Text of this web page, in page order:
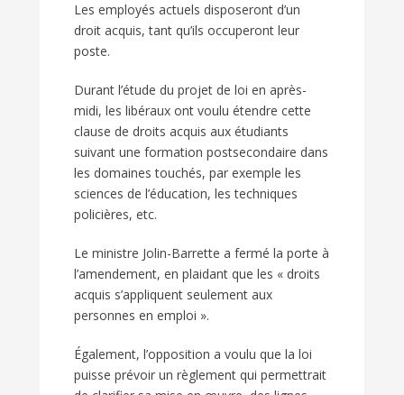
Les employés actuels disposeront d’un
droit acquis, tant qu’ils occuperont leur
poste.
Durant l’étude du projet de loi en après-
midi, les libéraux ont voulu étendre cette
clause de droits acquis aux étudiants
suivant une formation postsecondaire dans
les domaines touchés, par exemple les
sciences de l’éducation, les techniques
policières, etc.
Le ministre Jolin-Barrette a fermé la porte à
l’amendement, en plaidant que les « droits
acquis s’appliquent seulement aux
personnes en emploi ».
Également, l’opposition a voulu que la loi
puisse prévoir un règlement qui permettrait